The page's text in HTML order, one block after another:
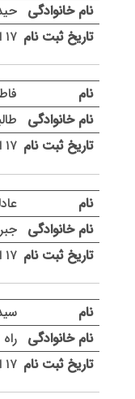
۱۷ اردیبهشت ۱۴۰۱
۱۷ اردیبهشت ۱۴۰۱
۱۷ اردیبهشت ۱۴۰۱
۱۷ اردیبهشت ۱۴۰۱